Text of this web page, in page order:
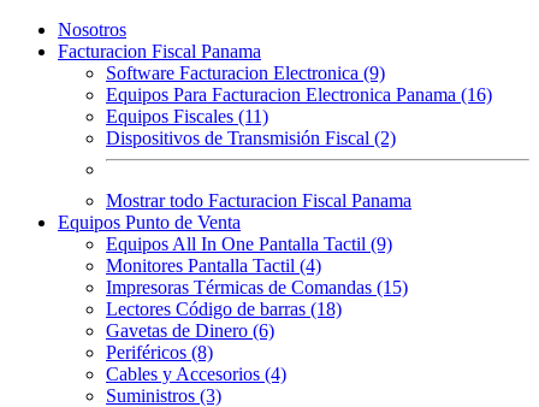
Nosotros
Facturacion Fiscal Panama
Software Facturacion Electronica (9)
Equipos Para Facturacion Electronica Panama (16)
Equipos Fiscales (11)
Dispositivos de Transmisión Fiscal (2)
Mostrar todo Facturacion Fiscal Panama
Equipos Punto de Venta
Equipos All In One Pantalla Tactil (9)
Monitores Pantalla Tactil (4)
Impresoras Térmicas de Comandas (15)
Lectores Código de barras (18)
Gavetas de Dinero (6)
Periféricos (8)
Cables y Accesorios (4)
Suministros (3)